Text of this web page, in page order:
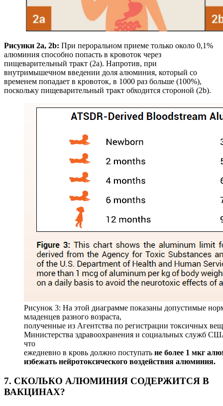
Рисунки 2a, 2b: При пероральном приеме только около 0,1%
алюминия способно попасть в кровоток через
пищеварительный тракт (2a). Напротив, при
внутримышечном введении доля алюминия, который со
временем попадает в кровоток, в 1000 раз больше (100%),
поскольку пищеварительный тракт обходится стороной (2b).
Рисунок 3: На этой диаграмме показаны допустимые
младенцев разного возраста,
полученные из Агентства по регистрации токсичных
Министерства здравоохранения и социальных служб
что
ежедневно в кровь должно поступать не более 1 мкг
избежать нейротоксического воздействия алюминия.
7. СКОЛЬКО АЛЮМИНИЯ СОДЕРЖИТСЯ В
ВАКЦИНАХ?